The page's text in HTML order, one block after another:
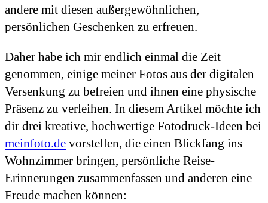
andere mit diesen außergewöhnlichen,
persönlichen Geschenken zu erfreuen.
Daher habe ich mir endlich einmal die Zeit
genommen, einige meiner Fotos aus der digitalen
Versenkung zu befreien und ihnen eine physische
Präsenz zu verleihen. In diesem Artikel möchte ich
dir drei kreative, hochwertige Fotodruck-Ideen bei
meinfoto.de vorstellen, die einen Blickfang ins
Wohnzimmer bringen, persönliche Reise-
Erinnerungen zusammenfassen und anderen eine
Freude machen können: